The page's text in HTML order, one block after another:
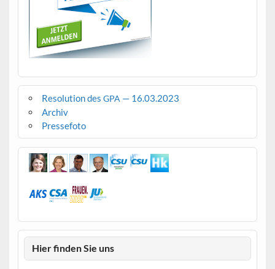
Resolution des GPA — 16.03.2023
Archiv
Pressefoto
Hier finden Sie uns